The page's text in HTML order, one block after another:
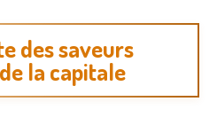
des saveurs
la capitale